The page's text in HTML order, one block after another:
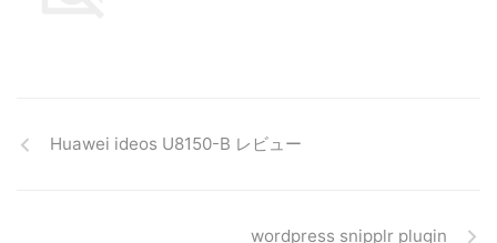
Huawei ideos U8150-B レビュー
wordpress snipplr plugin